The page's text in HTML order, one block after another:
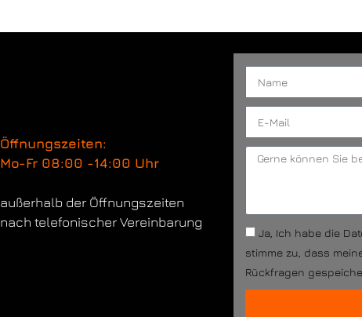
Öffnungszeiten:
Mo-Fr 08:00 -14:00 Uhr
außerhalb der Öffnungszeiten
nach telefonischer Vereinbarung
Ja, Ich habe die
stimme zu, dass
Rückfragen